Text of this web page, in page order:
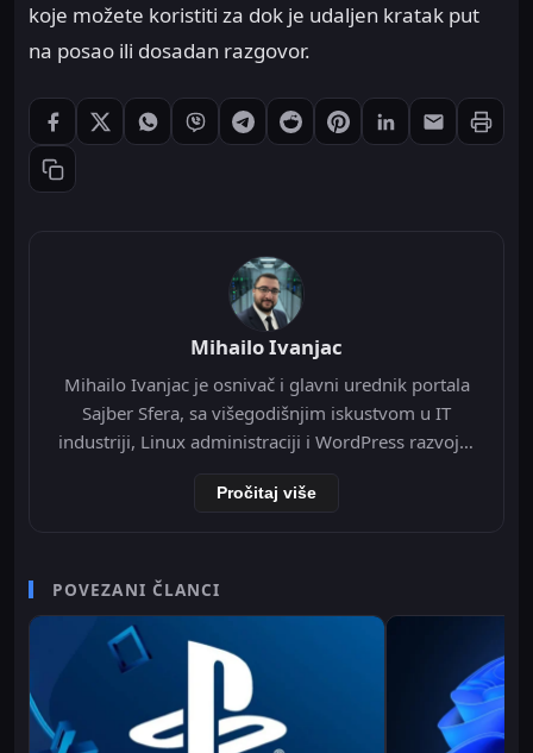
koje možete koristiti za dok je udaljen kratak put
na posao ili dosadan razgovor.
Podeli: Facebook
Podeli: XPodeli: WhatsApp
Podeli: Viber
Podeli: Telegram
Podeli: Reddit
Podeli: Pinterest
Podeli: LinkedIn
Podeli:
Kopiraj link
Mihailo Ivanjac
Mihailo Ivanjac je osnivač i glavni urednik portala
Sajber Sfera, sa višegodišnjim iskustvom u IT
industriji, Linux administraciji i WordPress razvoju.
object cache, Cloudflare integraciju i optimizaciju
senior video editor na RTV Belle amie, što mu
omogućava da tehničke teme predstavi jasno i
profesionalno. Sve tehničke analize i konfiguracije
na Sajber Sfera portalu zasnovane su na realnim
produkcionim implementacijama.
Pročitaj više
POVEZANI ČLANCI